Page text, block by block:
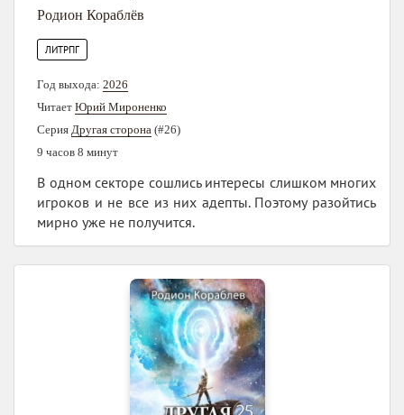
Родион Кораблёв
ЛИТРПГ
Год выхода: 2026
Читает Юрий Мироненко
Серия Другая сторона (#26)
9 часов 8 минут
В одном секторе сошлись интересы слишком многих
игроков и не все из них адепты. Поэтому разойтись
мирно уже не получится.